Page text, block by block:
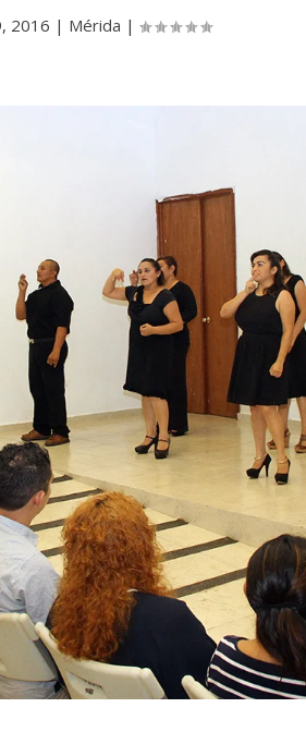
2016 | Mérida |